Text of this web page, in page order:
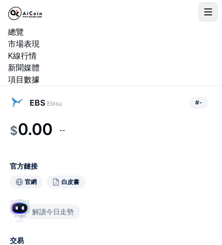
總覽
市場表現
K線行情
新聞媒體
項目數據
EBS Ebisu #-
$0.00 --
官方鏈接
官網 白皮書
解讀今日走勢
交易